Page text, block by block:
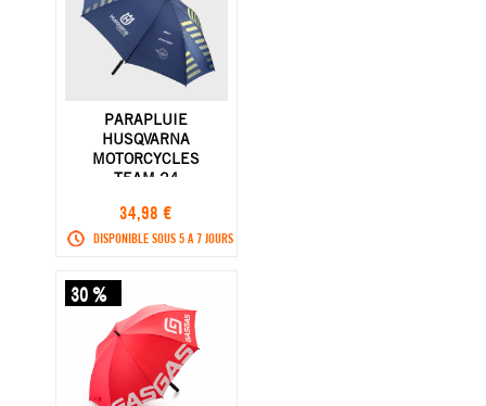
PARAPLUIE
HUSQVARNA
MOTORCYCLES
TEAM 24
34,98 €
DISPONIBLE SOUS 5 A 7 JOURS
30 %